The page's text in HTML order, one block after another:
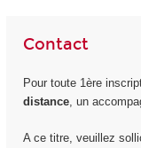
Contact
Pour toute 1ère
distance, un
A ce titre, veuillez